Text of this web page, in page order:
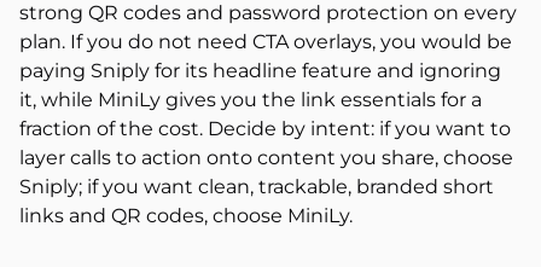
strong QR codes and password protection on every
plan. If you do not need CTA overlays, you would be
paying Sniply for its headline feature and ignoring
it, while MiniLy gives you the link essentials for a
fraction of the cost. Decide by intent: if you want to
layer calls to action onto content you share, choose
Sniply; if you want clean, trackable, branded short
links and QR codes, choose MiniLy.